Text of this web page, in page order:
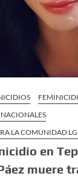
LA COMUNIDAD
en
muere